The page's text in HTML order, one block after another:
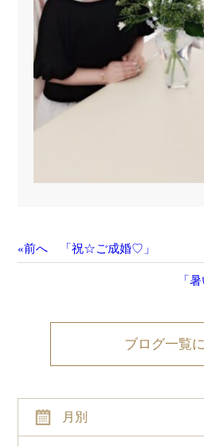
«前へ 「祝☆ご成婚♡」
「
ブログ一覧
月別